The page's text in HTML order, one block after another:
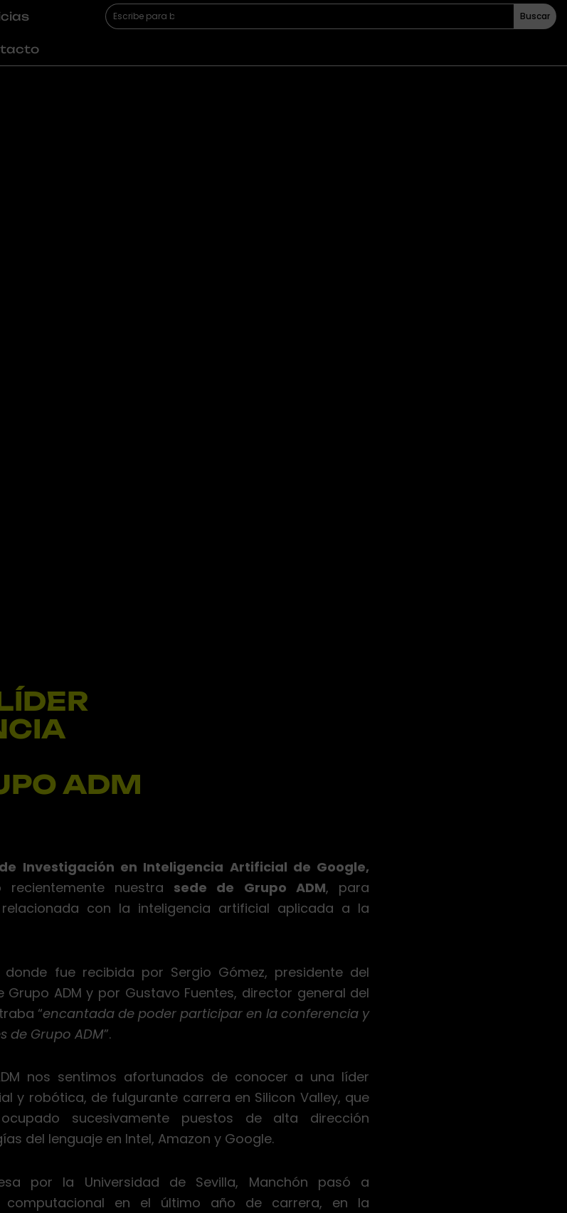
Buscar Buscar
ADM
Investigación en Inteligencia Artificial de Google,
nuestra sede de Grupo ADM, para
con la inteligencia artificial aplicada a la
fue recibida por Sergio Gómez, presidente del
ADM y por Gustavo Fuentes, director general del
“encantada de poder participar en la conferencia y
de Grupo ADM”.
nos sentimos afortunados de conocer a una líder
y robótica, de fulgurante carrera en Silicon Valley, que
sucesivamente puestos de alta dirección
del lenguaje en Intel, Amazon y Google.
por la Universidad de Sevilla, Manchón pasó a
computacional en el último año de carrera, en la